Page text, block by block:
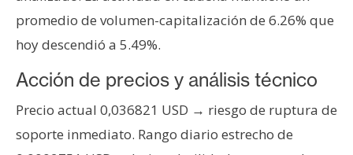
r
o
s
C
promedio de volumen-capitalización de 6.26% que
hoy descendió a 5.49%.
Acción de precios y análisis técnico
Precio actual 0,036821 USD → riesgo de ruptura de
soporte inmediato. Rango diario estrecho de